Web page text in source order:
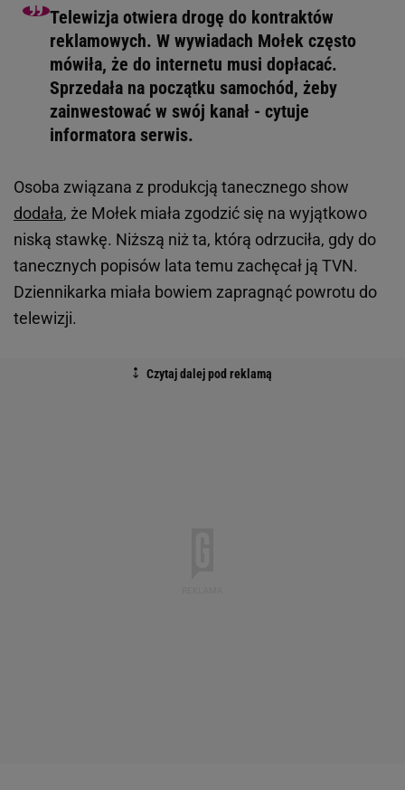
Telewizja otwiera drogę do kontraktów
reklamowych. W wywiadach Mołek często
mówiła, że do internetu musi dopłacać.
Sprzedała na początku samochód, żeby
zainwestować w swój kanał - cytuje
informatora serwis.
Osoba związana z produkcją tanecznego show
dodała, że Mołek miała zgodzić się na wyjątkowo
niską stawkę. Niższą niż ta, którą odrzuciła, gdy do
tanecznych popisów lata temu zachęcał ją TVN.
Dziennikarka miała bowiem zapragnąć powrotu do
telewizji.